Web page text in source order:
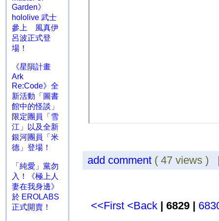
Garden》
hololive 武士
參上 風真伊
呂波正式登
場！
《星隕計畫
Ark
Re:Code》全
新活動「圖書
館中的怪談」
限定團員「雪
江」以及全新
銀河團員「米
德」登場！
「純愛」黨勿
入！《極上人
妻在我身邊》
於 EROLABS
正式開賣！
add comment ( 47 views
<<First <Back | 6829 |